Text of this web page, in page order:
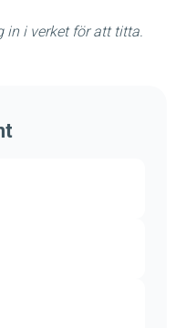
in i verket för att titta.